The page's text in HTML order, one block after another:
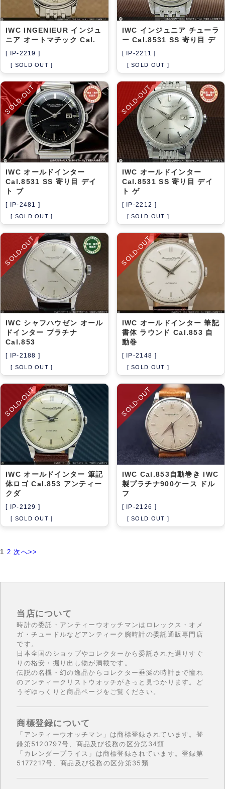
IWC INGENIEUR インジュ
ニア オートマチック Cal.
[ IP-2219 ]
[ SOLD OUT ]
IWC インジュニア チューラ
ー Cal.8531 SS 寄り目 デ
[ IP-2211 ]
[ SOLD OUT ]
SOLD-OUT
IWC オールドインター
Cal.8531 SS 寄り目 デイ
ト ブ
[ IP-2481 ]
[ SOLD OUT ]
SOLD-OUT
IWC オールドインター
Cal.8531 SS 寄り目 デイ
ト ゲ
[ IP-2212 ]
[ SOLD OUT ]
SOLD-OUT
IWC シャフハウゼン オール
ドインター プラチナ
Cal.853
[ IP-2188 ]
[ SOLD OUT ]
SOLD-OUT
IWC オールドインター 筆記
書体 ラウンド Cal.853 自
動巻
[ IP-2148 ]
[ SOLD OUT ]
SOLD-OUT
IWC オールドインター 筆記
体ロゴ Cal.853 アンティー
クダ
[ IP-2129 ]
[ SOLD OUT ]
SOLD-OUT
IWC Cal.853自動巻き IWC
製プラチナ900ケース ドル
フ
[ IP-2126 ]
[ SOLD OUT ]
1 2 次へ>>
当店について
時計の委託・アンティーウオッチマンはロレックス・オメ
ガ・チュードルなどアンティーク腕時計の委託通販専門店
です。
日本全国のショップやコレクターから委託された選りすぐ
りの格安・掘り出し物が満載です。
伝説の名機・幻の逸品からコレクター垂涎の時計まで憧れ
のアンティークリストウオッチがきっと見つかります。ど
うぞゆっくりと商品ページをご覧ください。
商標登録について
「アンティーウオッチマン」は商標登録されています。登
録第5120797号、商品及び役務の区分第34類
「カレンダープライス」は商標登録されています。登録第
5177217号、商品及び役務の区分第35類